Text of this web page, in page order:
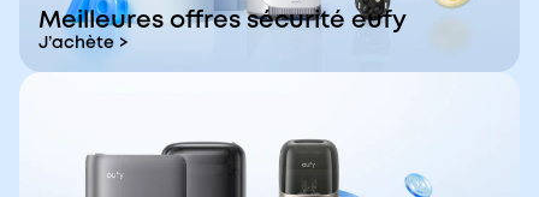
Meilleures offres sécurité eufy
J’achète >